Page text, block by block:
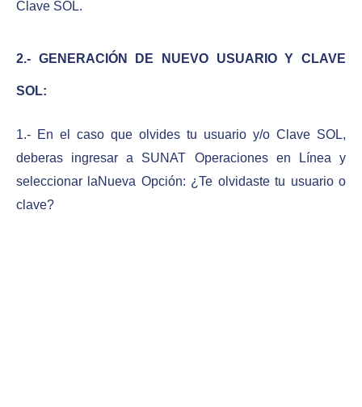
Clave SOL.
2.- GENERACIÓN DE NUEVO USUARIO Y CLAVE
SOL:
1.- En el caso que olvides tu usuario y/o Clave SOL,
deberas ingresar a SUNAT Operaciones en Línea y
seleccionar laNueva Opción: ¿Te olvidaste tu usuario o
clave?